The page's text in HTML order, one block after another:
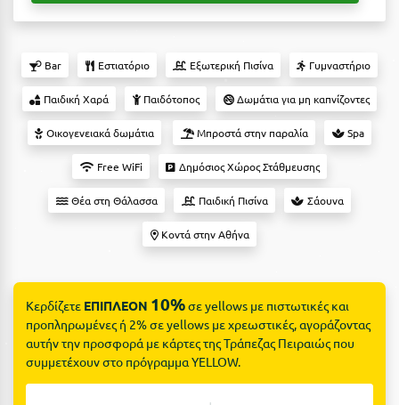
Βόλος
Βραχάτι Κορινθίας
Βυτίνα
Γαλαξiδι
Γρεβενά
Γύθειο
Δ
Camping
Suites
Δες όλες τις προσφορές
Δες όλα τα πακέτα διακοπών
Bar Εστιατόριο Εξωτερική Πισίνα Γυμναστήριο
Παιδική Χαρά Παιδότοπος Δωμάτια για μη καπνίζοντες
Οικογενειακά δωμάτια Μπροστά στην παραλία Spa
Free WiFi Δημόσιος Χώρος Στάθμευσης
Θέα στη Θάλασσα Παιδική Πισίνα Σάουνα
Κοντά στην Αθήνα
Κερδίζετε ΕΠΙΠΛΕΟΝ 10%σε yellows με πιστωτικές και
προπληρωμένες ή 2% σε yellows με χρεωστικές, αγοράζοντας
αυτήν την προσφορά με κάρτες της Τράπεζας Πειραιώς που
συμμετέχουν στο πρόγραμμα YELLOW.